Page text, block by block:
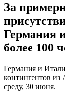
За
Германия
более 100
Германия и
контингентов из
среду, 30 июня.